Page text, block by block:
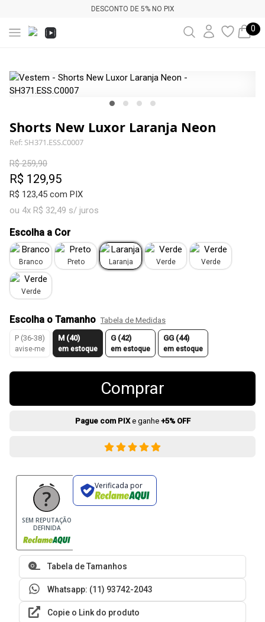
DESCONTO DE 5% NO PIX
0
Shorts New Luxor Laranja Neon
Ref: SH371.ESS.C0007
R$ 259,90
R$ 129,95
R$ 123,45 com PIX
ou 4x R$ 32,49 s/ juros
Escolha a Cor
Branco Preto Laranja Verde Verde
Verde
Escolha o Tamanho Tabela de Medidas
P (36-38)
avise-me
M (40)
em estoque
G (42)
em estoque
GG (44)
em estoque
Comprar
Pague com PIXe ganhe +5% OFF
SEM REPUTAÇÃO
DEFINIDA
Verificada por
Tabela de Tamanhos
Whatsapp: (11) 93742-2043
Copie o Link do produto